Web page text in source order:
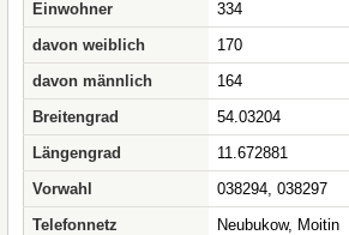
Einwohner
334
davon weiblich
170
davon männlich
164
Breitengrad
54.03204
Längengrad
11.672881
Vorwahl
038294, 038297
Telefonnetz
Neubukow, Moitin